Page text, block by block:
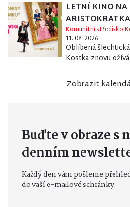
LETNÍ KINO NA
Komunitní středisko
11. 08. 2026
Oblíbená
Kostka znovu
Zobrazit
Buďte v obraze s
denním
Každý den vám pošleme
do vaší e-mailové schránky.